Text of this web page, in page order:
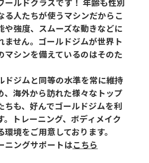
ールドクラスです！ 年齢も性別
る人たちが使うマシンだからこ
や強度、スムーズな動きなどに
ません。ゴールドジムが世界ト
マシンを備えているのはそのた
ドジムと同等の水準を常に維持
、海外から訪れた様々なトップ
ちも、好んでゴールドジムを利
。トレーニング、ボディメイク
環境をご用意しております。
ングサポートはこちら